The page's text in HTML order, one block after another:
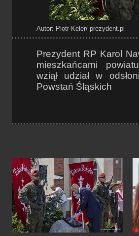
Autor: Piotr Keler/ prezydent.pl
Prezydent RP Karol
mieszkańcami
wziął udział w
Powstań Śląskich